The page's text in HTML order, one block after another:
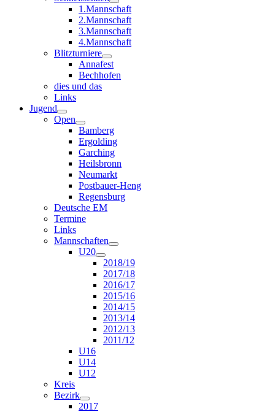
1.Mannschaft
2.Mannschaft
3.Mannschaft
4.Mannschaft
Blitzturniere
Annafest
Bechhofen
dies und das
Links
Jugend
Open
Bamberg
Ergolding
Garching
Heilsbronn
Neumarkt
Postbauer-Heng
Regensburg
Deutsche EM
Termine
Links
Mannschaften
U20
2018/19
2017/18
2016/17
2015/16
2014/15
2013/14
2012/13
2011/12
U16
U14
U12
Kreis
Bezirk
2017